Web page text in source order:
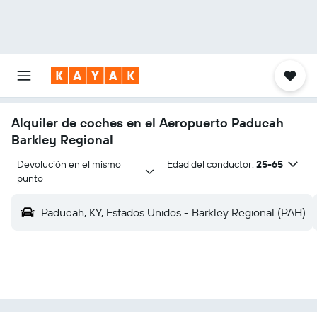
Alquiler de coches en el Aeropuerto Paducah
Barkley Regional
Devolución en el mismo
punto
Edad del conductor: 25-65
Paducah, KY, Estados Unidos - Barkley Regional (PAH)